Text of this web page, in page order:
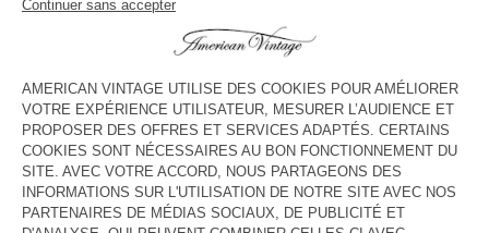
31,50 €
18,90 €
SHORT HOMME DOVEN
65 € 45,50 €
T-SHIRT HOMME SONOMA
50 €
30 €
19,50 €
T-SHIRT HOMME NOUVEAU
MEXIQUE
50 € 35 €
T-SHIRT HOMME NOUVEAU
MEXIQUE
45 €
31,50 €
18,90 €